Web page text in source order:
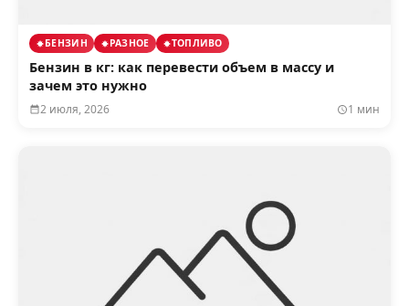
БЕНЗИН РАЗНОЕ ТОПЛИВО
Бензин в кг: как перевести объем в массу и
зачем это нужно
2 июля, 2026 1 мин